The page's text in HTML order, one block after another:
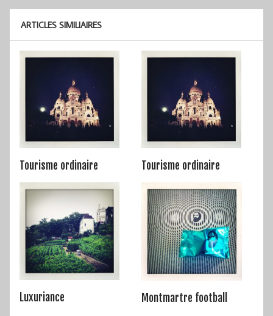
ARTICLES SIMILIAIRES
Tourisme ordinaire Tourisme ordinaire
Luxuriance Montmartre football